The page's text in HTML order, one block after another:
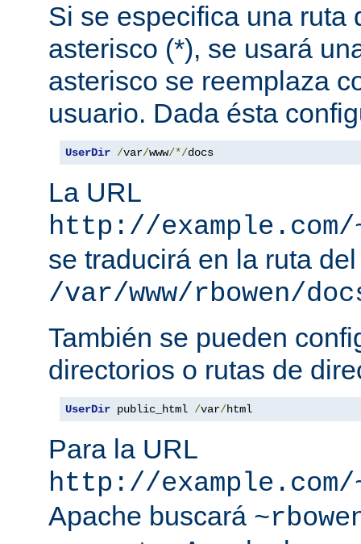
Si se especifica una ruta
asterisco (*), se usará
asterisco se reemplaza
usuario. Dada ésta
UserDir /var/www/*/docs
La URL
http://
se traducirá en la ruta
/var/www/rbowen/
También se pueden
directorios o rutas de
UserDir public_html /var/html
Para la URL
http://
Apache buscará